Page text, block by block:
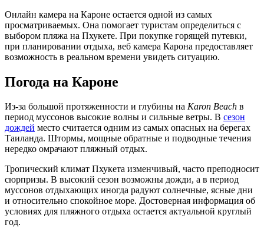
Онлайн камера на Кароне остается одной из самых
просматриваемых. Она помогает туристам определиться с
выбором пляжа на Пхукете. При покупке горящей путевки,
при планировании отдыха, веб камера Карона предоставляет
возможность в реальном времени увидеть ситуацию.
Погода на Кароне
Из-за большой протяженности и глубины на Karon Beach в
период муссонов высокие волны и сильные ветры. В сезон
дождей место считается одним из самых опасных на берегах
Таиланда. Штормы, мощные обратные и подводные течения
нередко омрачают пляжный отдых.
Тропический климат Пхукета изменчивый, часто преподносит
сюрпризы. В высокий сезон возможны дожди, а в период
муссонов отдыхающих иногда радуют солнечные, ясные дни
и относительно спокойное море. Достоверная информация об
условиях для пляжного отдыха остается актуальной круглый
год.